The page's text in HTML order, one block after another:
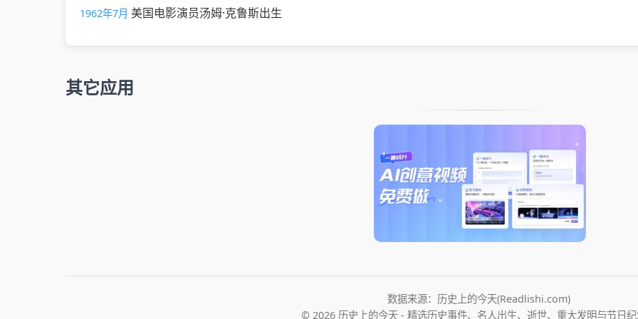
1962年7月 美国电影演员汤姆·克鲁斯出生
其它应用
数据来源：历史上的今天(Readlishi.com)
© 2026 历史上的今天 - 精选历史事件、名人出生、逝世、重大发明与节日